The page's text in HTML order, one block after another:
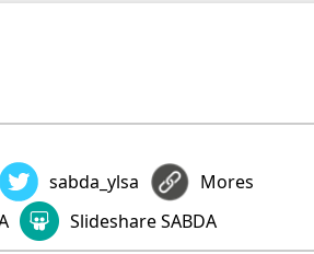
sabda_ylsa
Mores
Slideshare SABDA